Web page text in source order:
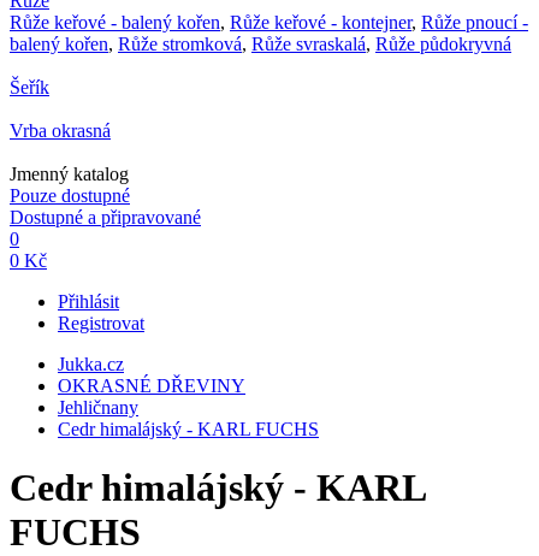
Růže keřové - balený kořen, Růže keřové - kontejner, Růže pnoucí -
balený kořen, Růže stromková, Růže svraskalá, Růže půdokryvná
Šeřík
Vrba okrasná
Jmenný katalog
Pouze dostupné
Dostupné a připravované
0
0 Kč
Přihlásit
Registrovat
Jukka.cz
OKRASNÉ DŘEVINY
Jehličnany
Cedr himalájský - KARL FUCHS
Cedr himalájský - KARL
FUCHS